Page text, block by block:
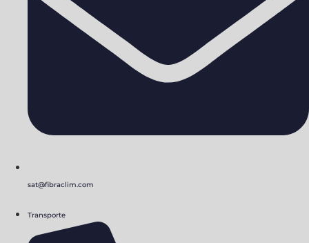
sat@fibraclim.com
Transporte